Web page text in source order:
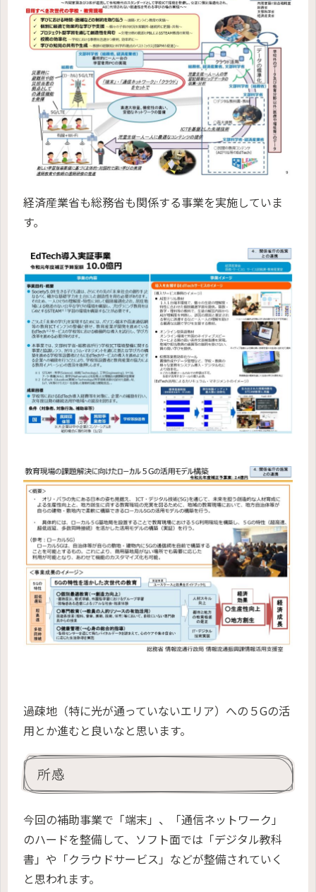
経済産業省も総務省も関係する事業を実施していま
す。
過疎地（特に光が通っていないエリア）への５Gの活
用とか進むと良いなと思います。
所感
今回の補助事業で「端末」、「通信ネットワーク」
のハードを整備して、ソフト面では「デジタル教科
書」や「クラウドサービス」などが整備されていく
と思われます。